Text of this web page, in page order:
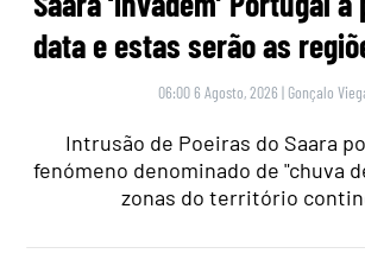
data e estas serão as
06:00 6 Agosto, 2026 | Gonçalo
Intrusão de Poeiras do Saara
fenómeno denominado de "chuva
zonas do território